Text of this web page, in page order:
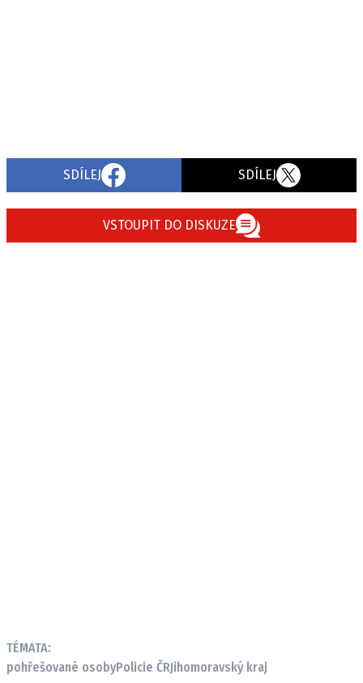
SDÍLEJ SDÍLEJ
VSTOUPIT DO DISKUZE
TÉMATA:
pohřešované osobyPolicie ČRJihomoravský kraj